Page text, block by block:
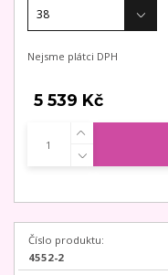
Nejsme plátci DPH
5 539 Kč
Číslo produktu:
4552-2